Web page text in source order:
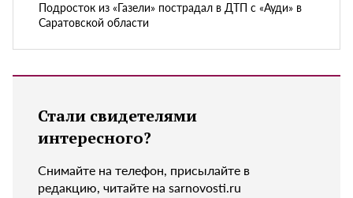
Подросток из «Газели» пострадал в ДТП с «Ауди» в
Саратовской области
Стали свидетелями
интересного?
Снимайте на телефон, присылайте в
редакцию, читайте на sarnovosti.ru